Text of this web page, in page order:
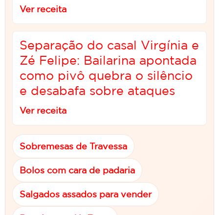
Ver receita
Separação do casal Virgínia e
Zé Felipe: Bailarina apontada
como pivô quebra o silêncio
e desabafa sobre ataques
Ver receita
Sobremesas de Travessa
Bolos com cara de padaria
Salgados assados para vender